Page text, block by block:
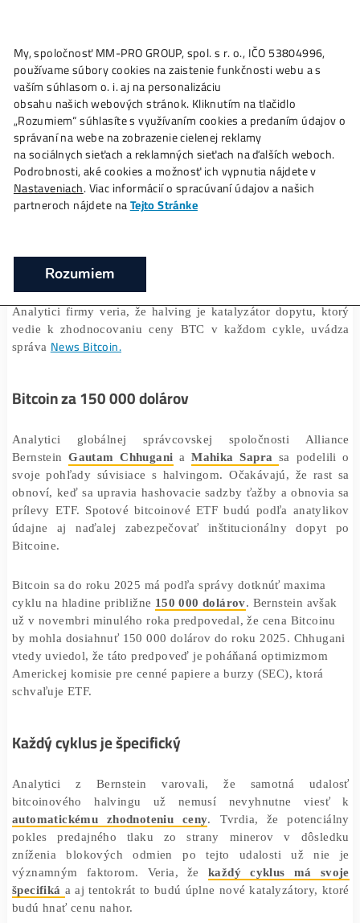
Ako toFunguje? Oplatí saŤažba? Zisky TU
Analytici predpovedajú, čo nastane po
bitcoinovom halvingu
Domov ❯ Články ❯ Analytici predpovedajú, čo nastane po
bitcoinovom halvingu
Globálna správcovská spoločnosť
vysvetlila, že rastúca trajektória Bitcoinu by sa mala
hneď po ďalšom halvingu, ktorý nastane 20. apríla
Analytici firmy veria, že halving je katalyzátor dopytu,
správa News Bitcoin.
Bitcoin za 150 000 dolárov
Analytici globálnej správcovskej spoločnosti
BernsteinGautam Chhugani aMahika Saprasa
svoje pohľady súvisiace s halvingom. Očakávajú, že
obnoví, keď sa upravia hashovacie sadzby ťažby a
údajne aj naďalej zabezpečovať inštitucionálny
Bitcoine.
Bitcoin sa do roku 2025 má podľa správy dotknúť
cyklu na hladine približne150 000 dolárov. Bernstein
už v novembri minulého roka predpovedal, že cena
vtedy uviedol, že táto predpoveď je poháňaná
Americkej komisie pre cenné papiere a burzy (SEC),
schvaľuje ETF.
Každý cyklus je špecifický
Analytici z Bernstein varovali, že samotná
bitcoinového halvingu už nemusí nevyhnutne
My, spoločnosť MM-PRO GROUP, spol. s r. o., IČO
používame súbory cookies na zaistenie funkčnosti webu a
vaším súhlasom o. i. aj na personalizáciu
obsahu našich webových stránok. Kliknutím na tlačidlo
„Rozumiem“ súhlasíte s využívaním cookies a predaním
správaní na webe na zobrazenie cielenej reklamy
na sociálnych sieťach a reklamných sieťach na ďalších
Podrobnosti, aké cookies a možnosť ich vypnutia nájdete v
Nastaveniach. Viac informácií o spracúvaní údajov a našich
Rozumiem